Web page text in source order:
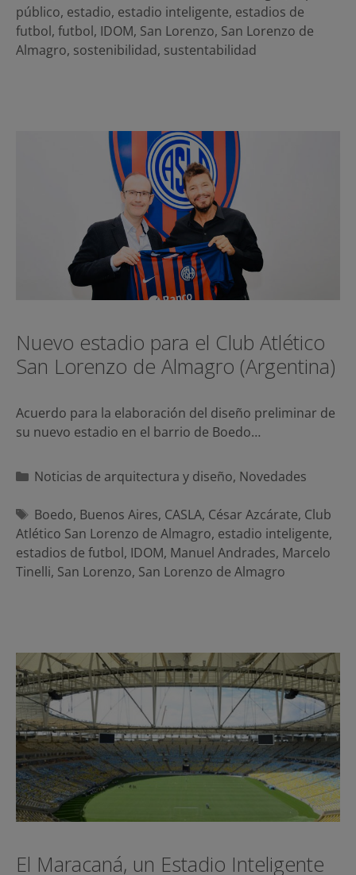
público, estadio, estadio inteligente, estadios de
futbol, futbol, IDOM, San Lorenzo, San Lorenzo de
Almagro, sostenibilidad, sustentabilidad
Nuevo estadio para el Club Atlético
San Lorenzo de Almagro (Argentina)
Acuerdo para la elaboración del diseño preliminar de
su nuevo estadio en el barrio de Boedo…
Categorías
Noticias de arquitectura y diseño, Novedades
Etiquetas
Boedo, Buenos Aires, CASLA, César Azcárate, Club
Atlético San Lorenzo de Almagro, estadio inteligente,
estadios de futbol, IDOM, Manuel Andrades, Marcelo
Tinelli, San Lorenzo, San Lorenzo de Almagro
El Maracaná, un Estadio Inteligente